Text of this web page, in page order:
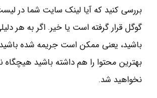
بررسی کنید که آیا لینک سایت شما در
گوگل قرار گرفته است یا خیر. اگر به هر
باشید، یعنی ممکن است جریمه شده
بهترین محتوا را هم داشته باشید هیچگاه
نخواهید شد.